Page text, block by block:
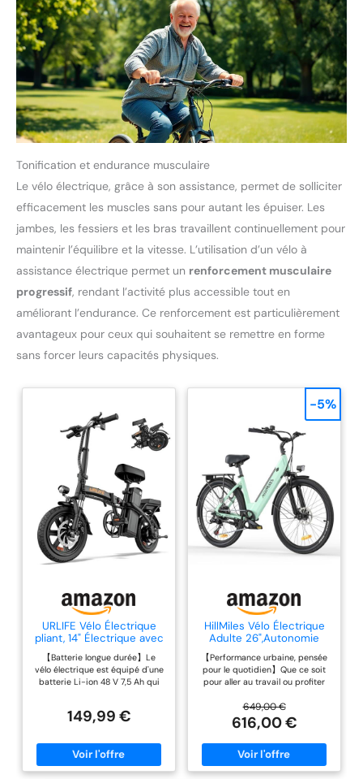
Tonification et endurance musculaire
Le vélo électrique, grâce à son assistance, permet de solliciter
efficacement les muscles sans pour autant les épuiser. Les
jambes, les fessiers et les bras travaillent continuellement pour
maintenir l’équilibre et la vitesse. L’utilisation d’un vélo à
assistance électrique permet un renforcement musculaire
progressif, rendant l’activité plus accessible tout en
améliorant l’endurance. Ce renforcement est particulièrement
avantageux pour ceux qui souhaitent se remettre en forme
sans forcer leurs capacités physiques.
URLIFE Vélo Électrique
pliant, 14" Électrique avec
Batterie au Lithium
Amovible 48V7.5Ah, Vélo
Électrique Pliable avec
Pédalage Assistance,
Autonomie 40-60km
pour Adulte (Noir)
【Batterie longue durée】Le
vélo électrique est équipé d'une
batterie Li-ion 48 V 7,5 Ah qui
assistance au pédalage. La
facilement chargée à la maison
ou au bureau, ce qui en fait un
excellent vélo pour les
149,99 €
HillMiles Vélo Électrique
Adulte 26",Autonomie
【Performance urbaine, pensée
pour le quotidien】Que ce soit
pour aller au travail ou profiter
electrique adulte atteint une
vitesse maximale de 25 km/h et
propose 5 niveaux d’assistance
combinés à une transmission à 7
vitesses, pour s’adapter
facilement aux démarrages, aux
649,00 €
616,00 €
-5%